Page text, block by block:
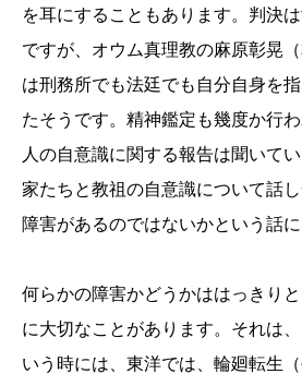
を耳にすることもあります。判決
ですが、オウム真理教の麻原彰晃（
は刑務所でも法廷でも自分自身を
たそうです。精神鑑定も幾度か行
人の自意識に関する報告は聞いて
家たちと教祖の自意識について話
障害があるのではないかという話に
何らかの障害かどうかははっきり
に大切なことがあります。それは
いう時には、東洋では、輪廻転生